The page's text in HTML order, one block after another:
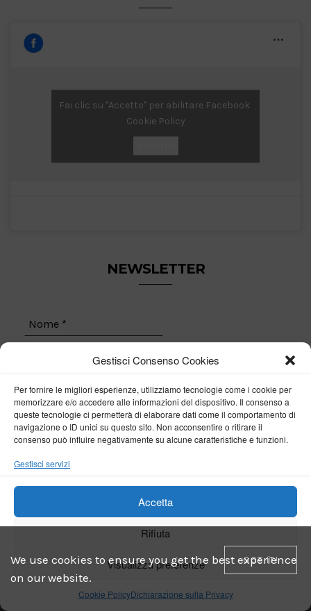
Gestisci Consenso Cookies
Per fornire le migliori esperienze, utilizziamo tecnologie come i cookie per
memorizzare e/o accedere alle informazioni del dispositivo. Il consenso a
queste tecnologie ci permetterà di elaborare dati come il comportamento di
navigazione o ID unici su questo sito. Non acconsentire o ritirare il
consenso può influire negativamente su alcune caratteristiche e funzioni.
Gestisci servizi
Accetta
Rifiuta
Visualizza preferenze
Cookie PolicyDichiarazione sulla Privacy
Fai clic su "Accetto" per abilitare Facebook
Cookie Policy
NEWSLETTER
GDPR*
Acconsento
GOT IT!
We use cookies to ensure you get the best experience
on our website.